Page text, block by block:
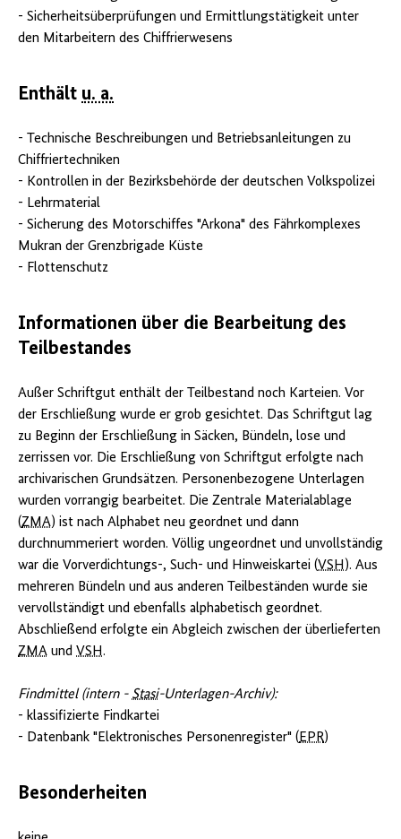
- Sicherheitsüberprüfungen und Ermittlungstätigkeit unter
den Mitarbeitern des Chiffrierwesens
Enthält u. a.
- Technische Beschreibungen und Betriebsanleitungen zu
Chiffriertechniken
- Kontrollen in der Bezirksbehörde der deutschen Volkspolizei
- Lehrmaterial
- Sicherung des Motorschiffes "Arkona" des Fährkomplexes
Mukran der Grenzbrigade Küste
- Flottenschutz
Informationen über die Bearbeitung des
Teilbestandes
Außer Schriftgut enthält der Teilbestand noch Karteien. Vor
der Erschließung wurde er grob gesichtet. Das Schriftgut lag
zu Beginn der Erschließung in Säcken, Bündeln, lose und
zerrissen vor. Die Erschließung von Schriftgut erfolgte nach
archivarischen Grundsätzen. Personenbezogene Unterlagen
wurden vorrangig bearbeitet. Die Zentrale Materialablage
(ZMA) ist nach Alphabet neu geordnet und dann
durchnummeriert worden. Völlig ungeordnet und unvollständig
war die Vorverdichtungs-, Such- und Hinweiskartei (VSH ). Aus
mehreren Bündeln und aus anderen Teilbeständen wurde sie
vervollständigt und ebenfalls alphabetisch geordnet.
Abschließend erfolgte ein Abgleich zwischen der überlieferten
ZMA und VSH.
Findmittel (intern - Stasi-Unterlagen-Archiv):
- klassifizierte Findkartei
- Datenbank "Elektronisches Personenregister" ( EPR)
Besonderheiten